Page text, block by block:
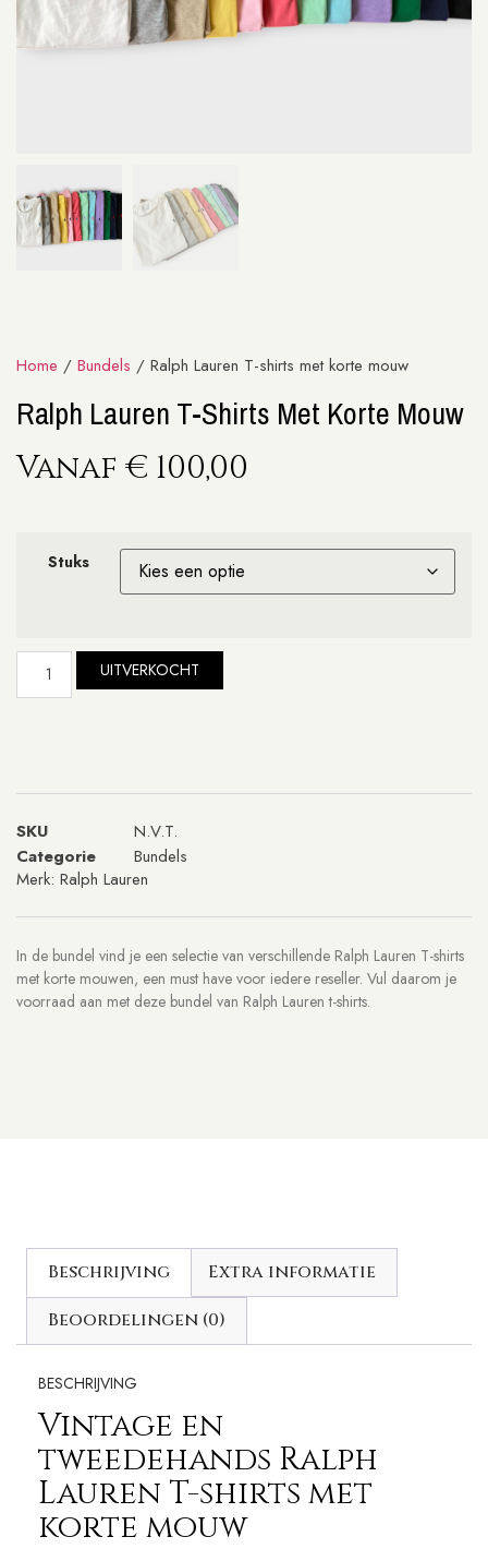
Home / Bundels / Ralph Lauren T-shirts met korte mouw
Ralph Lauren T-Shirts Met Korte Mouw
Vanaf € 100,00
Stuks
UITVERKOCHT
SKU
N.V.T.
Categorie
Bundels
Merk: Ralph Lauren
In de bundel vind je een selectie van verschillende Ralph Lauren T-shirts
met korte mouwen, een must have voor iedere reseller. Vul daarom je
voorraad aan met deze bundel van Ralph Lauren t-shirts.
Beschrijving Extra informatie
Beoordelingen (0)
BESCHRIJVING
Vintage en
tweedehands Ralph
Lauren T-shirts met
korte mouw